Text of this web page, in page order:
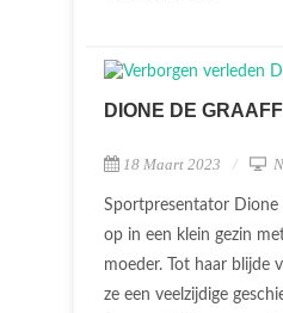
DIONE DE GRAAFF
18 Maart 2023
Sportpresentator Dione
op in een klein gezin
moeder. Tot haar blijde
ze een veelzijdige